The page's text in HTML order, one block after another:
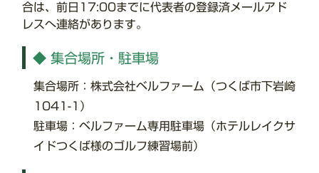
合は、前日17:00までに代表者の登録済メールアド
レスへ連絡があります。
◆ 集合場所・駐車場
集合場所：株式会社ベルファーム（つくば市下岩崎
1041-1）
駐車場：ベルファーム専用駐車場（ホテルレイクサ
イドつくば様のゴルフ練習場前）